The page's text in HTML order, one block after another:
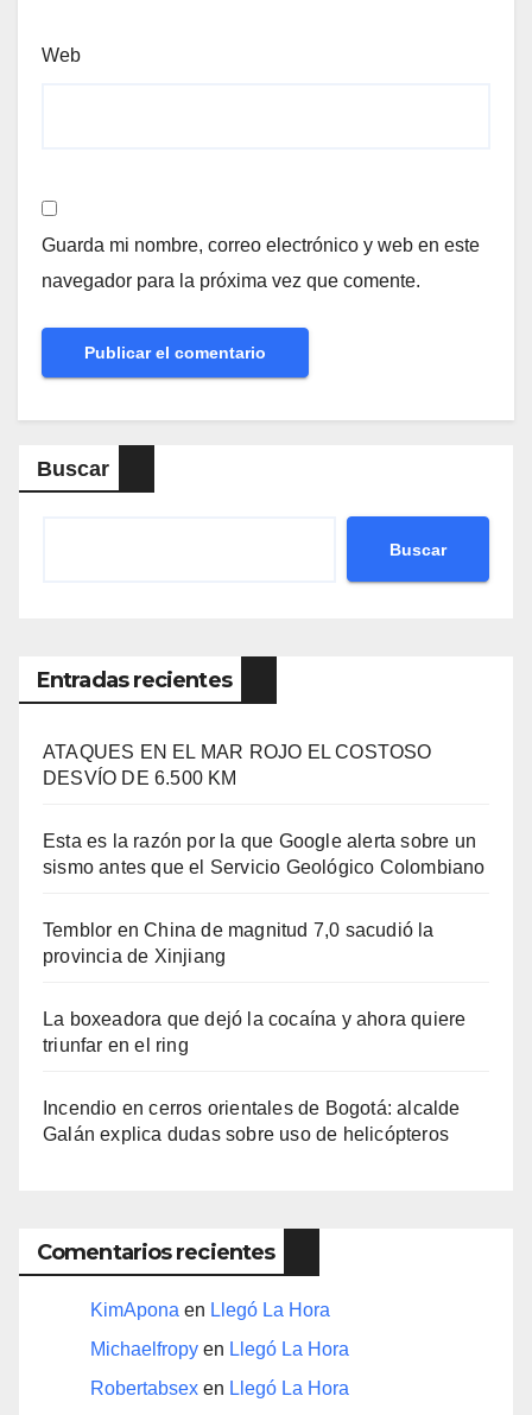
Web
Guarda mi nombre, correo electrónico y web en este
navegador para la próxima vez que comente.
Buscar
Buscar
Entradas recientes
ATAQUES EN EL MAR ROJO EL COSTOSO
DESVÍO DE 6.500 KM
Esta es la razón por la que Google alerta sobre un
sismo antes que el Servicio Geológico Colombiano
Temblor en China de magnitud 7,0 sacudió la
provincia de Xinjiang
La boxeadora que dejó la cocaína y ahora quiere
triunfar en el ring​
Incendio en cerros orientales de Bogotá: alcalde
Galán explica dudas sobre uso de helicópteros
Comentarios recientes
KimApona en Llegó La Hora
Michaelfropy en Llegó La Hora
Robertabsex en Llegó La Hora